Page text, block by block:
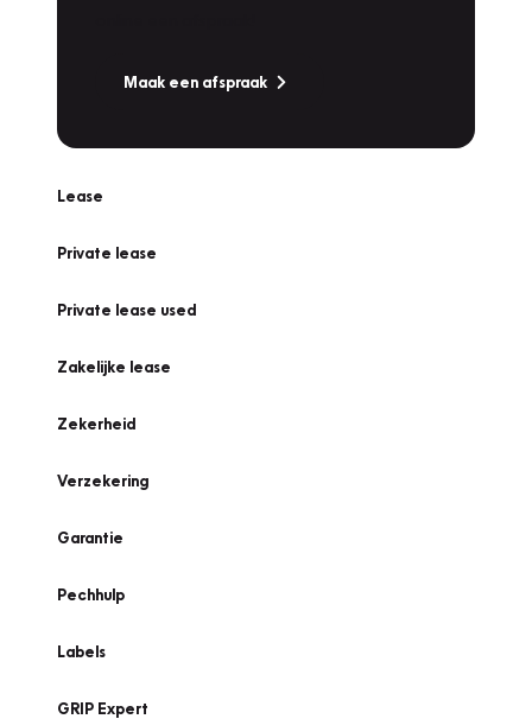
Maak een afspraak
Lease
Private lease
Private lease used
Zakelijke lease
Zekerheid
Verzekering
Garantie
Pechhulp
Labels
GRIP Expert